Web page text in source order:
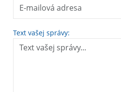
Text vašej správy: